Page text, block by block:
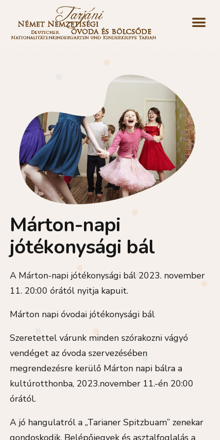
Márton-napi
jótékonysági bál
A Márton-napi jótékonysági bál 2023. november
11. 20:00 órától nyitja kapuit.
Márton napi óvodai jótékonysági bál
Szeretettel várunk minden szórakozni vágyó
vendéget az óvoda szervezésében
megrendezésre kerülő Márton napi bálra a
kultúrotthonba, 2023.november 11.-én 20:00
órától.
A jó hangulatról a „Tarianer Spitzbuam” zenekar